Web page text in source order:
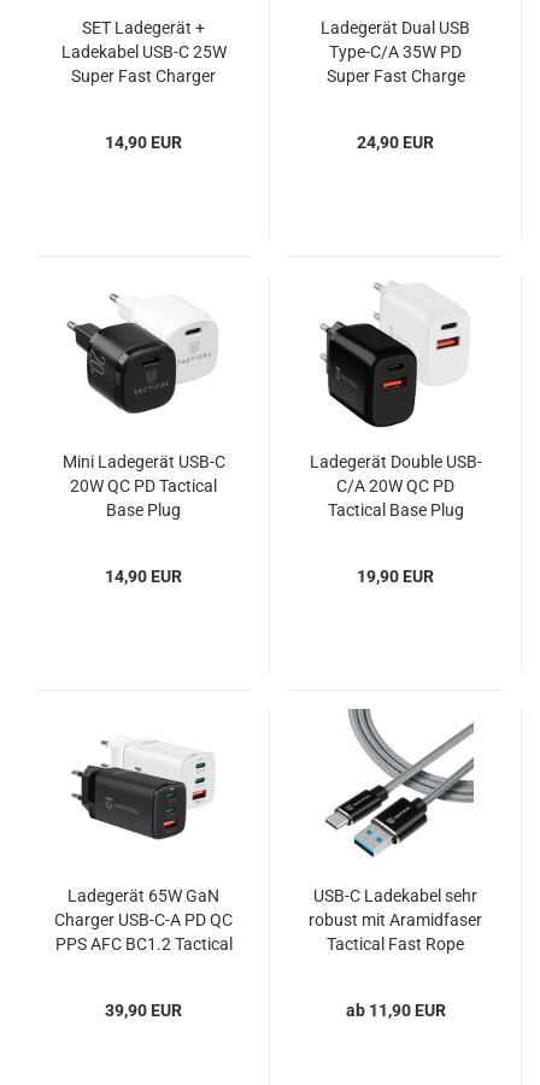
SET Ladegerät +
Ladekabel USB-C 25W
Super Fast Charger
14,90 EUR
Ladegerät Dual USB
Type-C/A 35W PD
Super Fast Charge
24,90 EUR
Mini Ladegerät USB-C
20W QC PD Tactical
Base Plug
14,90 EUR
Ladegerät Double USB-
C/A 20W QC PD
Tactical Base Plug
19,90 EUR
Ladegerät 65W GaN
Charger USB-C-A PD QC
PPS AFC BC1.2 Tactical
39,90 EUR
USB-C Ladekabel sehr
robust mit Aramidfaser
Tactical Fast Rope
ab 11,90 EUR